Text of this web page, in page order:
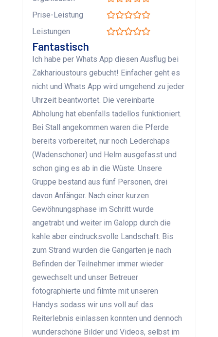
Prise-Leistung
Leistungen
Fantastisch
Ich habe per Whats App diesen Ausflug bei
Zakharioustours gebucht! Einfacher geht es
nicht und Whats App wird umgehend zu jeder
Uhrzeit beantwortet. Die vereinbarte
Abholung hat ebenfalls tadellos funktioniert.
Bei Stall angekommen waren die Pferde
bereits vorbereitet, nur noch Lederchaps
(Wadenschoner) und Helm ausgefasst und
schon ging es ab in die Wüste. Unsere
Gruppe bestand aus fünf Personen, drei
davon Anfänger. Nach einer kurzen
Gewöhnungsphase im Schritt wurde
angetrabt und weiter im Galopp durch die
kahle aber eindrucksvolle Landschaft. Bis
zum Strand wurden die Gangarten je nach
Befinden der Teilnehmer immer wieder
gewechselt und unser Betreuer
fotographierte und filmte mit unseren
Handys sodass wir uns voll auf das
Reiterlebnis einlassen konnten und dennoch
wunderschöne Bilder und Videos, selbst im